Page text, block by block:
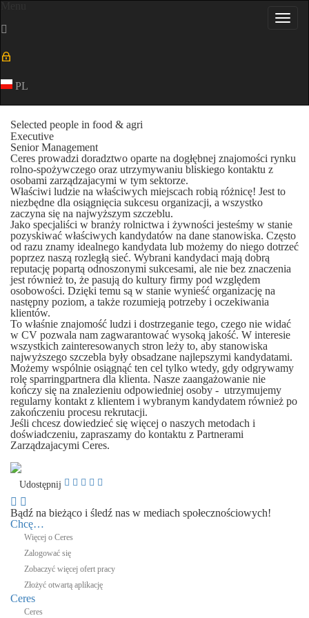
PL
Selected people in food & agri
Executive
Senior Management
Ceres prowadzi doradztwo oparte na dogłębnej znajomości rynku
rolno-spożywczego oraz utrzymywaniu bliskiego kontaktu z
osobami zarządzajacymi w tym sektorze.
Właściwi ludzie na właściwych miejscach robią różnicę! Jest to
niezbędne dla osiągnięcia sukcesu organizacji, a wszystko
zaczyna się na najwyższym szczeblu.
Jako specjaliści w branży rolnictwa i żywności jesteśmy w stanie
pozyskiwać właściwych kandydatów na dane stanowiska. Często
od razu znamy idealnego kandydata lub możemy do niego dotrzeć
poprzez naszą rozległą sieć. Wybrani kandydaci mają dobrą
reputację popartą odnoszonymi sukcesami, ale nie bez znaczenia
jest również to, że pasują do kultury firmy pod względem
osobowości. Dzięki temu są w stanie wynieść organizację na
następny poziom, a także rozumieją potrzeby i oczekiwania
klientów.
To właśnie znajomość ludzi i dostrzeganie tego, czego nie widać
w CV pozwala nam zagwarantować wysoką jakość. W interesie
wszystkich zainteresowanych stron leży to, aby stanowiska
najwyższego szczebla były obsadzane najlepszymi kandydatami.
Możemy wspólnie osiągnąć ten cel tylko wtedy, gdy odgrywamy
rolę sparringpartnera dla klienta. Nasze zaangażowanie nie
kończy się na znalezieniu odpowiedniej osoby - utrzymujemy
regularny kontakt z klientem i wybranym kandydatem również po
zakończeniu procesu rekrutacji.
Jeśli chcesz dowiedzieć się więcej o naszych metodach i
doświadczeniu, zapraszamy do kontaktu z Partnerami
Zarządzajacymi Ceres.
Udostępnij
Bądź na bieżąco i śledź nas w mediach społecznościowych!
Chcę…
Więcej o Ceres
Zalogować się
Zobaczyć więcej ofert pracy
Złożyć otwartą aplikację
Ceres
Ceres